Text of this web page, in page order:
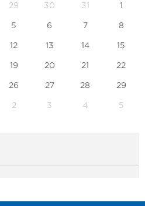
29 30 31 1
5 6 7 8
12 13 14 15
19 20 21 22
26 27 28 29
2 3 4 5